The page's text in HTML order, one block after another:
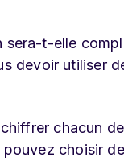
sera-t-elle
devoir utiliser
chacun
choisir